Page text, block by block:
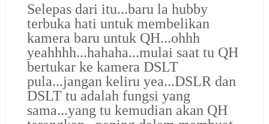
Selepas dari itu...baru la hubby
terbuka hati untuk membelikan
kamera baru untuk QH...ohhh
yeahhhh...hahaha...mulai saat tu QH
bertukar ke kamera DSLT
pula...jangan keliru yea...DSLR dan
DSLT tu adalah fungsi yang
sama...yang tu kemudian akan QH